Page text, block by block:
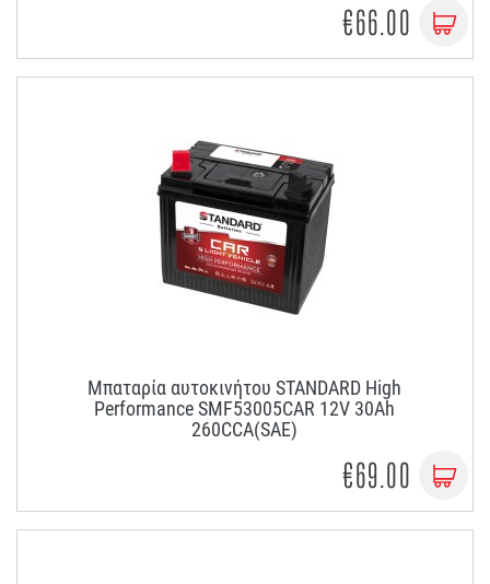
€66.00
Μπαταρία αυτοκινήτου STANDARD High
Performance SMF53005CAR 12V 30Ah
260CCA(SAE)
€69.00